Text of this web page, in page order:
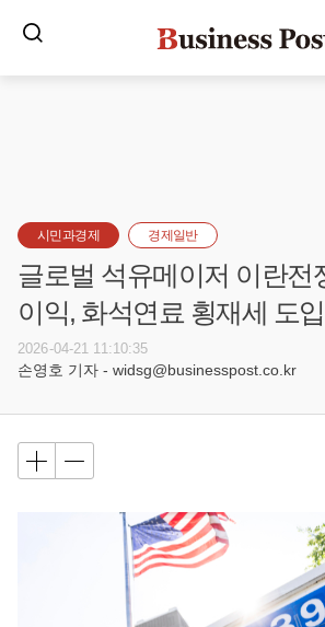
시민과경제 경제일반
글로벌 석유메이저 이란전
이익, 화석연료 횡재세 도
2026-04-21 11:10:35
손영호 기자 - widsg@businesspost.co.kr